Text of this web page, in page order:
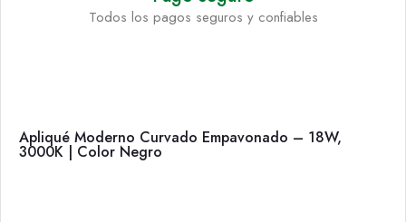
Todos los pagos seguros y confiables
Apliqué Moderno Curvado Empavonado – 18W,
3000K | Color Negro